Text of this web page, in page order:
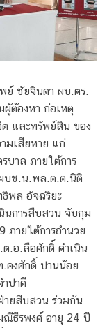
ย์ ชัยจินดา ผบ.ตร.
ผู้ต้องหา ก่อเหตุ
และทรัพย์สิน ของ
มเสียหาย แก่
บาล ภายใต้การ
บช.น.พล.ต.ต.นิติ
พล อัจฉริยะ
นการสืบสวน จับกุม
ภายใต้การอำนวย
.อ.ลือศักดิ์ ดำเนิน
คงศักดิ์ ปานน้อย
ปาดี
ายสืบสวน ร่วมกัน
ณีธีรพงศ์ อายุ 24 ปี